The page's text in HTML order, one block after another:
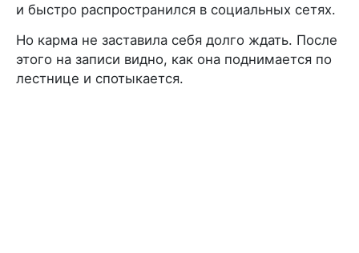
и быстро распространился в социальных сетях.
Но карма не заставила себя долго ждать. После
этого на записи видно, как она поднимается по
лестнице и спотыкается.